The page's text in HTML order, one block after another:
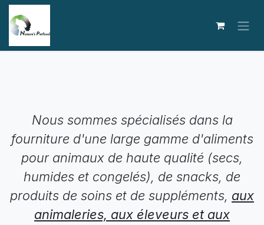
Se rendre au contenu
Nous sommes spécialisés dans la
fourniture d'une large gamme d'aliments
pour animaux de haute qualité (secs,
humides et congelés), de snacks, de
produits de soins et de suppléments, aux
animaleries, aux éleveurs et aux